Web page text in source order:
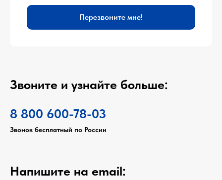
Перезвоните мне!
Звоните и узнайте больше:
8 800 600-78-03
Звонок бесплатный по России
Напишите на email: